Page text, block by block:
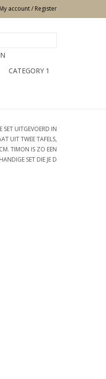
My account / Register
CATEGORY 1
SET UITGEVOERD IN
UIT TWEE TAFELS,
TIMON IS ZO EEN
SET DIE JE D